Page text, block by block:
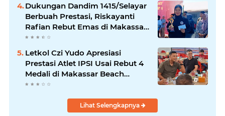
Dukungan Dandim 1415/Selayar
Berbuah Prestasi, Riskayanti
Rafian Rebut Emas di Makassar
Beach Championship
Letkol Czi Yudo Apresiasi
Prestasi Atlet IPSI Usai Rebut 4
Medali di Makassar Beach
Championship
Lihat Selengkapnya